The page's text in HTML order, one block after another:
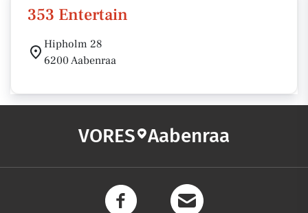
353 Entertain
Hipholm 28
6200 Aabenraa
VORES Aabenraa